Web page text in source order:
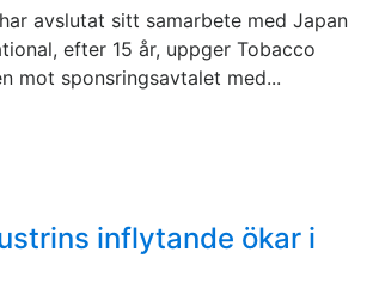
avslutat sitt samarbete med Japan
efter 15 år, uppger Tobacco
mot sponsringsavtalet med...
inflytande ökar i